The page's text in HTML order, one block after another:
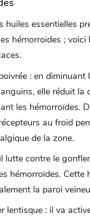
huiles essentielles
hémorroïdes ; voici
: en diminuant
elle réduit la
les hémorroïdes.
au froid
de la zone.
lutte contre le
hémorroïdes. Cette
la paroi
lentisque : il va